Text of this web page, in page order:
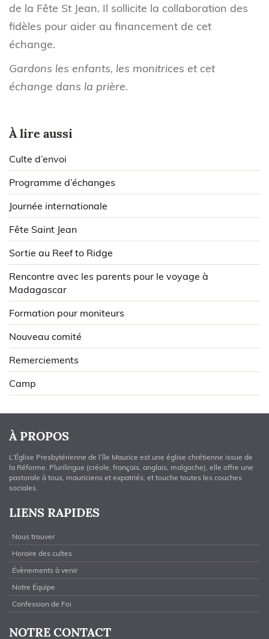
de la Fête St Jean. Il sollicite la collaboration des
fidèles pour aider au financement de cet
échange.
Gardons les enfants, les monitrices et cet
échange dans la prière.
À lire aussi
Culte d’envoi
Programme d’échanges
Journée internationale
Fête Saint Jean
Sortie au Reef to Ridge
Rencontre avec les parents pour le voyage à
Madagascar
Formation pour moniteurs
Nouveau comité
Remerciements
Camp
À PROPOS
L’Église Presbytérienne de l’île Maurice est une église chrétienne issue de
la Réforme. Plurilingue (créole, français, anglais, malgache), elle offre une
pastorale à tous, mauriciens et expatriés, et touche toutes les couches
sociales.
LIENS RAPIDES
Nous trouver
Horaire des cultes
Évènements à venir
Notre Équipe
Confession de Foi
NOTRE CONTACT